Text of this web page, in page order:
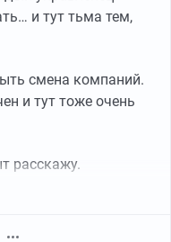
и тут тьма тем,
смена компаний.
и тут тоже очень
расскажу.